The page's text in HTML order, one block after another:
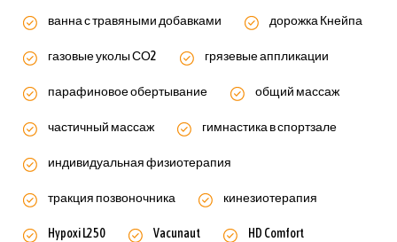
ванна с травяными добавками дорожка Кнейпа
газовые уколы СО2 грязевые аппликации
парафиновое обертывание общий массаж
частичный массаж гимнастика в спортзале
индивидуальная физиотерапия
тракция позвоночника кинезиотерапия
Hypoxi L250 Vacunaut HD Comfort